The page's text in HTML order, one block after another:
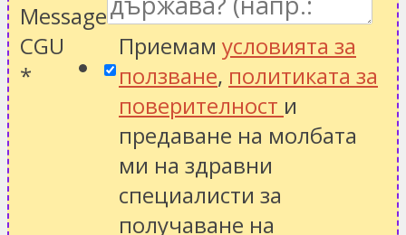
Message
CGU
*
Приемам условията за
ползване, политиката за
поверителност и
предаване на молбата
ми на здравни
специалисти за
получаване на